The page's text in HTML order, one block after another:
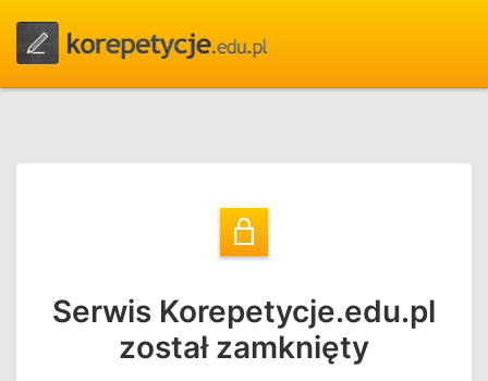
Serwis Korepetycje.edu.pl
został zamknięty